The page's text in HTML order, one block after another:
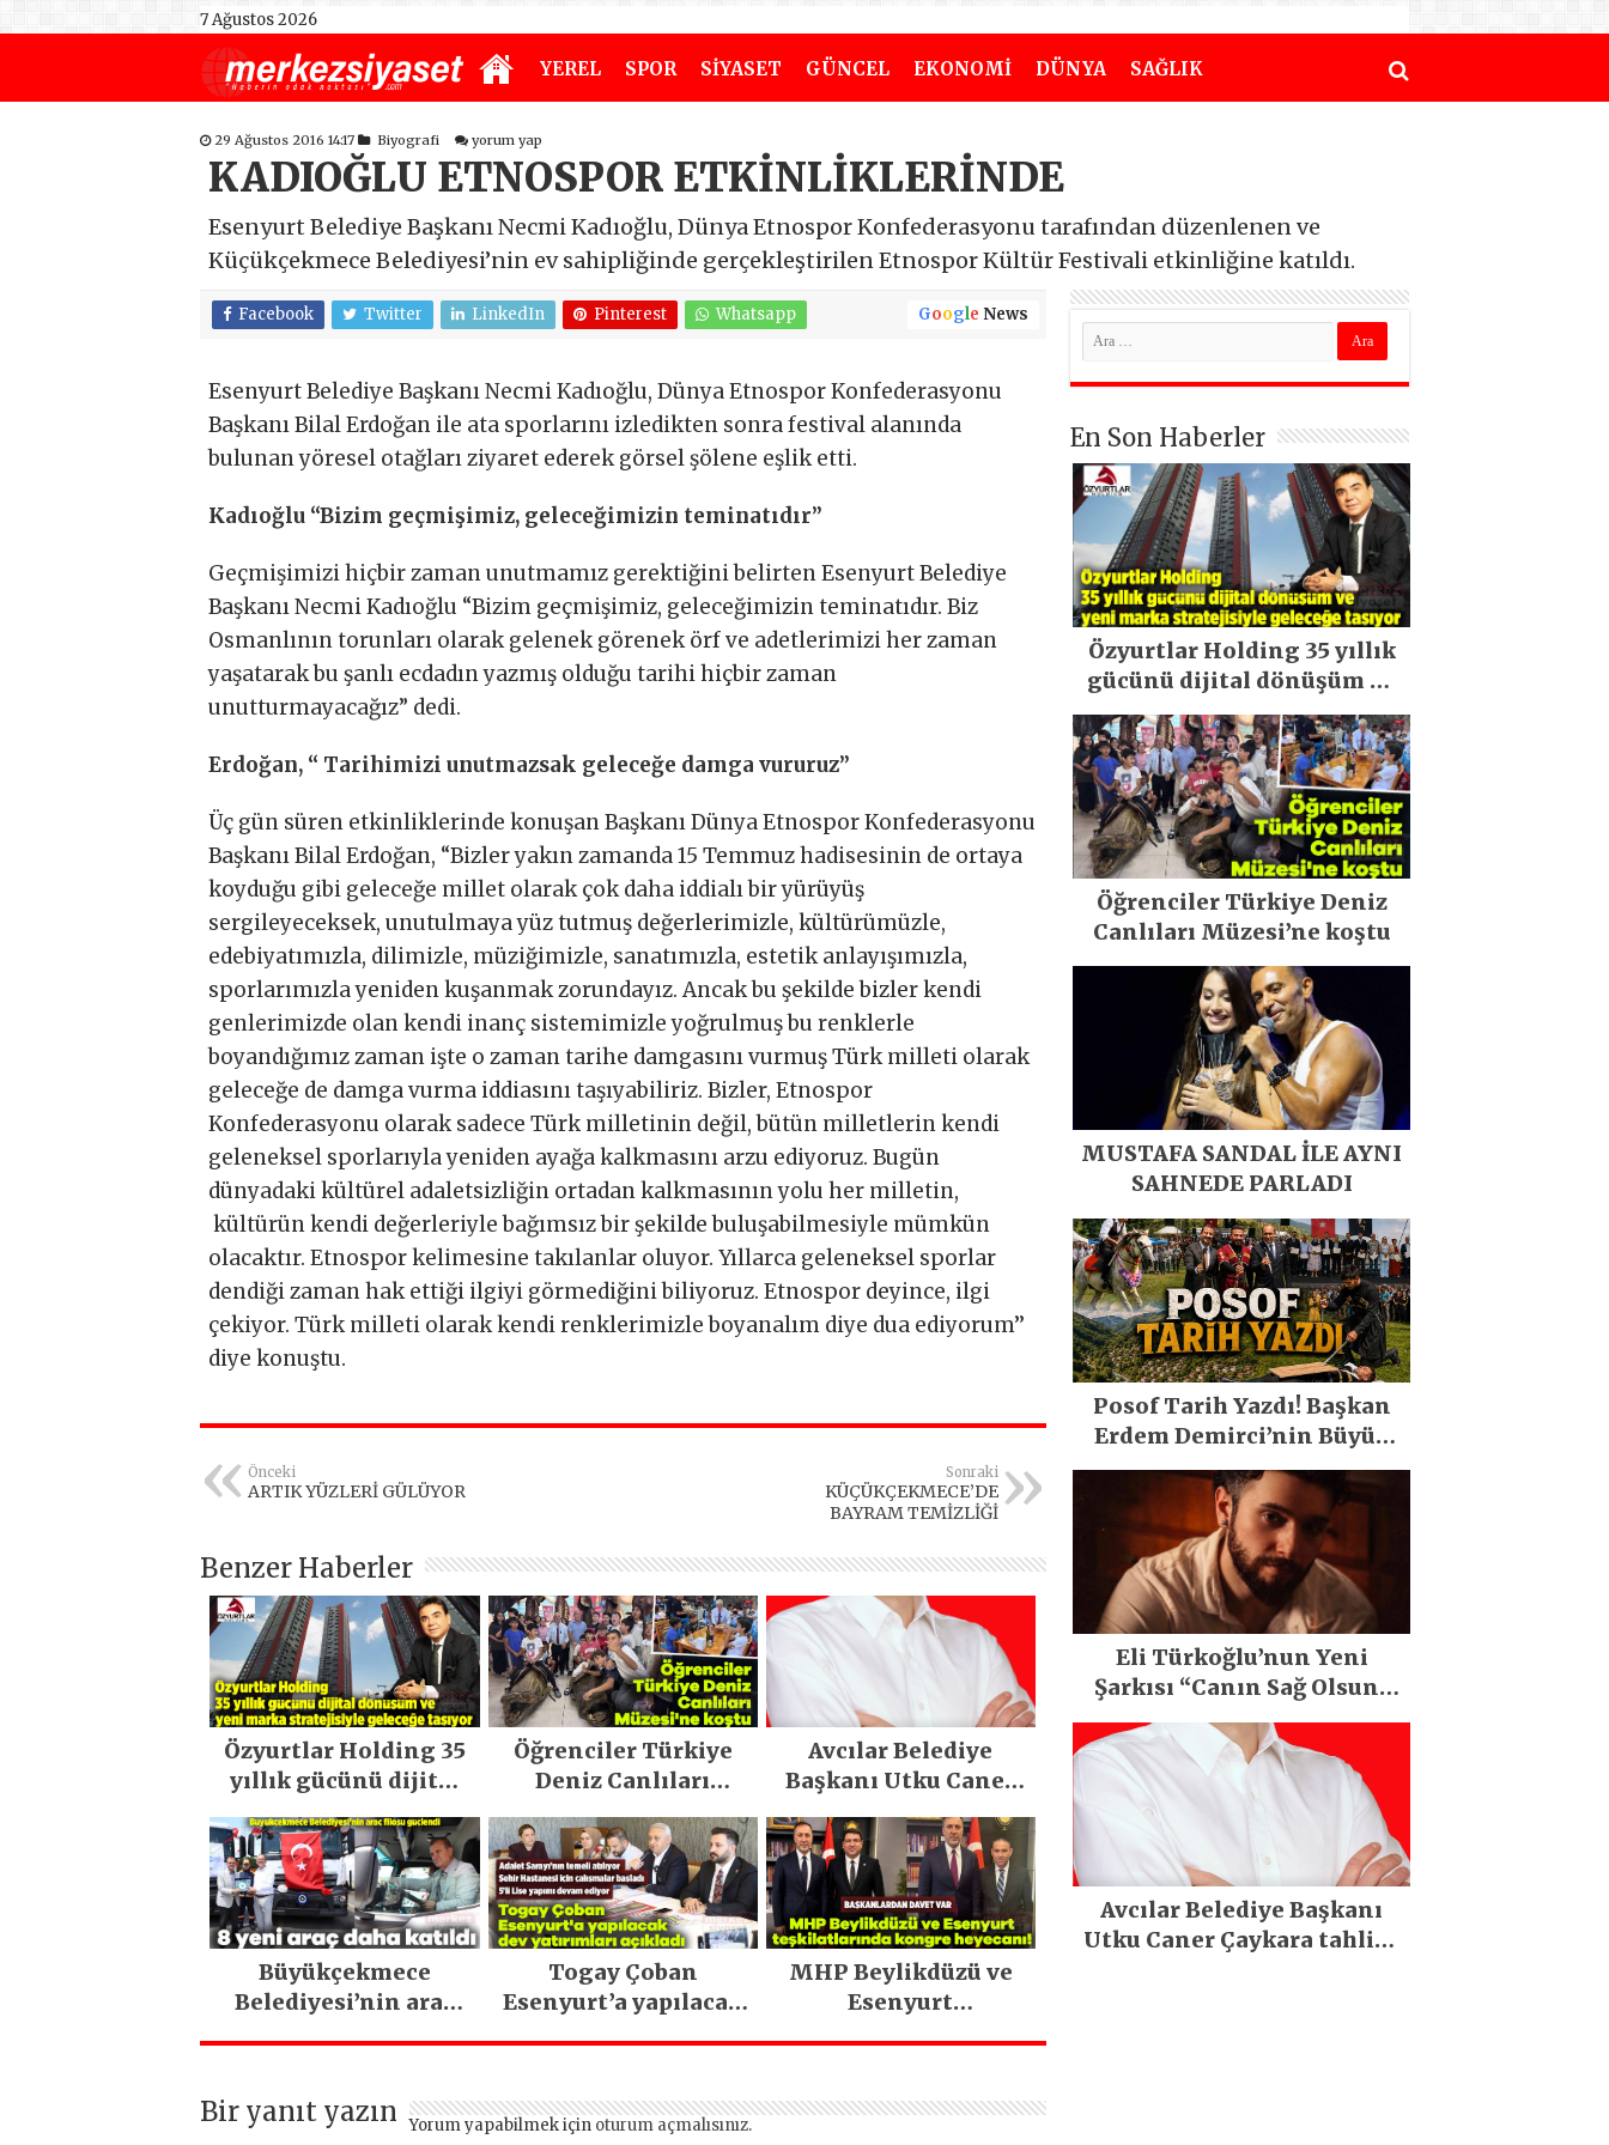
7 Ağustos 2026
YEREL SPOR SİYASET GÜNCEL EKONOMİ DÜNYA SAĞLIK
29 Ağustos 2016 14:17 Biyografi yorum yap
KADIOĞLU ETNOSPOR ETKİNLİKLERİNDE
Esenyurt Belediye Başkanı Necmi Kadıoğlu, Dünya Etnospor Konfederasyonu tarafından düzenlenen ve
Küçükçekmece Belediyesi’nin ev sahipliğinde gerçekleştirilen Etnospor Kültür Festivali etkinliğine katıldı.
Facebook Twitter LinkedIn Pinterest Whatsapp Google News
Esenyurt Belediye Başkanı Necmi Kadıoğlu, Dünya Etnospor Konfederasyonu
Başkanı Bilal Erdoğan ile ata sporlarını izledikten sonra festival alanında
bulunan yöresel otağları ziyaret ederek görsel şölene eşlik etti.
Kadıoğlu “Bizim geçmişimiz, geleceğimizin teminatıdır”
Geçmişimizi hiçbir zaman unutmamız gerektiğini belirten Esenyurt Belediye
Başkanı Necmi Kadıoğlu “Bizim geçmişimiz, geleceğimizin teminatıdır. Biz
Osmanlının torunları olarak gelenek görenek örf ve adetlerimizi her zaman
yaşatarak bu şanlı ecdadın yazmış olduğu tarihi hiçbir zaman
unutturmayacağız” dedi.
Erdoğan, “ Tarihimizi unutmazsak geleceğe damga vururuz”
Üç gün süren etkinliklerinde konuşan Başkanı Dünya Etnospor Konfederasyonu
Başkanı Bilal Erdoğan, “Bizler yakın zamanda 15 Temmuz hadisesinin de ortaya
koyduğu gibi geleceğe millet olarak çok daha iddialı bir yürüyüş
sergileyeceksek, unutulmaya yüz tutmuş değerlerimizle, kültürümüzle,
edebiyatımızla, dilimizle, müziğimizle, sanatımızla, estetik anlayışımızla,
sporlarımızla yeniden kuşanmak zorundayız. Ancak bu şekilde bizler kendi
genlerimizde olan kendi inanç sistemimizle yoğrulmuş bu renklerle
boyandığımız zaman işte o zaman tarihe damgasını vurmuş Türk milleti olarak
geleceğe de damga vurma iddiasını taşıyabiliriz. Bizler, Etnospor
Konfederasyonu olarak sadece Türk milletinin değil, bütün milletlerin kendi
geleneksel sporlarıyla yeniden ayağa kalkmasını arzu ediyoruz. Bugün
dünyadaki kültürel adaletsizliğin ortadan kalkmasının yolu her milletin,
kültürün kendi değerleriyle bağımsız bir şekilde buluşabilmesiyle mümkün
olacaktır. Etnospor kelimesine takılanlar oluyor. Yıllarca geleneksel sporlar
dendiği zaman hak ettiği ilgiyi görmediğini biliyoruz. Etnospor deyince, ilgi
çekiyor. Türk milleti olarak kendi renklerimizle boyanalım diye dua ediyorum’’
diye konuştu.
Önceki
ARTIK YÜZLERİ GÜLÜYOR
Sonraki
KÜÇÜKÇEKMECE’DE
BAYRAM TEMİZLİĞİ
Benzer Haberler
Özyurtlar Holding 35
yıllık gücünü dijital
marka stratejisiyle
geleceğe taşıyor
Öğrenciler Türkiye
Deniz Canlıları
Avcılar Belediye
Başkanı Utku Caner
Büyükçekmece
Belediyesi’nin araç
Togay Çoban
Esenyurt’a yapılacak
MHP Beylikdüzü ve
Esenyurt
Bir yanıt yazın Yorum yapabilmek için oturum açmalısınız.
En Son Haberler
Özyurtlar Holding 35 yıllık
gücünü dijital dönüşüm ve
yeni marka stratejisiyle
geleceğe taşıyor
Öğrenciler Türkiye Deniz
Canlıları Müzesi’ne koştu
MUSTAFA SANDAL İLE AYNI
SAHNEDE PARLADI
Posof Tarih Yazdı! Başkan
Erdem Demirci’nin Büyük
Emeğiyle Son Yılların En
Büyük Festivali Gerçekleşti
Eli Türkoğlu’nun Yeni
Şarkısı “Canın Sağ Olsun”
Büyük İlgi Gördü!..
Avcılar Belediye Başkanı
Utku Caner Çaykara tahliye